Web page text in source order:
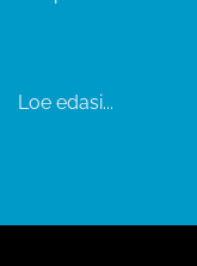
Loe edasi...